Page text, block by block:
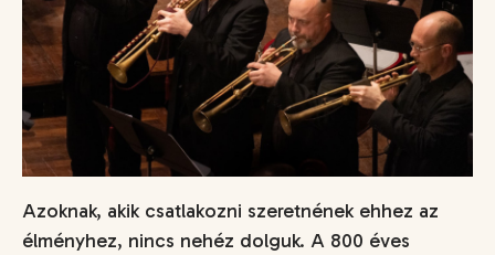
Azoknak, akik csatlakozni szeretnének ehhez az
élményhez, nincs nehéz dolguk. A 800 éves